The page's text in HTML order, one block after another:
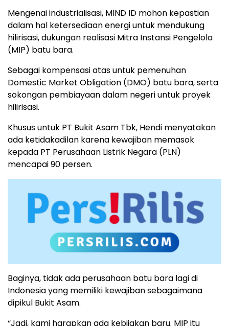
Mengenai industrialisasi, MIND ID mohon kepastian
dalam hal ketersediaan energi untuk mendukung
hilirisasi, dukungan realisasi Mitra Instansi Pengelola
(MIP) batu bara.
Sebagai kompensasi atas untuk pemenuhan
Domestic Market Obligation (DMO) batu bara, serta
sokongan pembiayaan dalam negeri untuk proyek
hilirisasi.
Khusus untuk PT Bukit Asam Tbk, Hendi menyatakan
ada ketidakadilan karena kewajiban memasok
kepada PT Perusahaan Listrik Negara (PLN)
mencapai 90 persen.
Baginya, tidak ada perusahaan batu bara lagi di
Indonesia yang memiliki kewajiban sebagaimana
dipikul Bukit Asam.
“Jadi, kami harapkan ada kebijakan baru. MIP itu